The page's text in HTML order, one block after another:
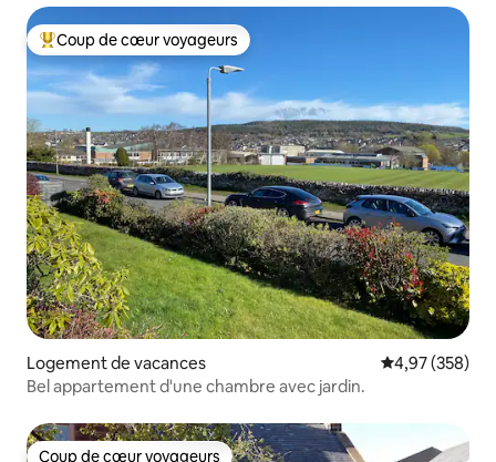
Coups de cœur voyageurs les plus appréciés
Coup de cœur voyageurs
Logement de vacances Évaluation
4,97 (358)
Bel appartement d'une chambre avec jardin.
Coup de cœur voyageurs